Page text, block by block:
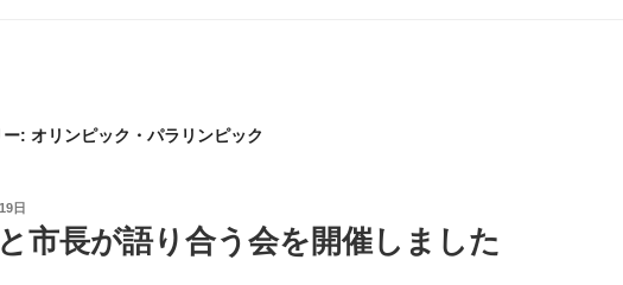
ー: オリンピック・パラリンピック
日
市長が語り合う会を開催しました